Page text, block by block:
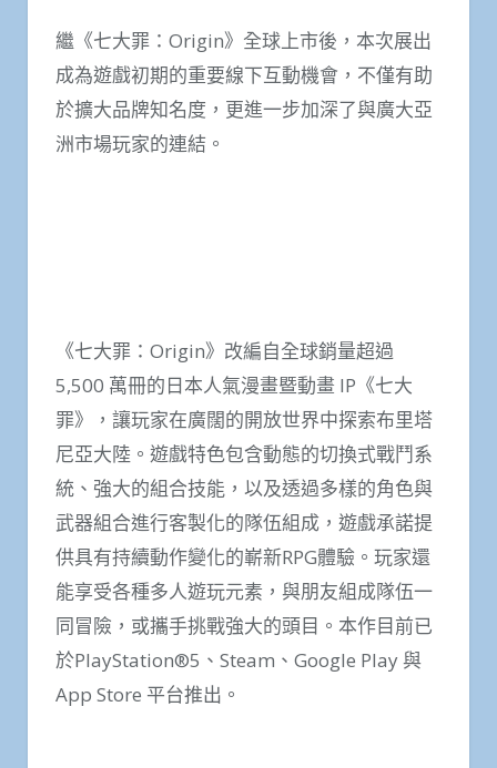
繼《七大罪：Origin》全球上市後，本次展出
成為遊戲初期的重要線下互動機會，不僅有助
於擴大品牌知名度，更進一步加深了與廣大亞
洲市場玩家的連結。
《七大罪：Origin》改編自全球銷量超過
5,500 萬冊的日本人氣漫畫暨動畫 IP《七大
罪》，讓玩家在廣闊的開放世界中探索布里塔
尼亞大陸。遊戲特色包含動態的切換式戰鬥系
統、強大的組合技能，以及透過多樣的角色與
武器組合進行客製化的隊伍組成，遊戲承諾提
供具有持續動作變化的嶄新RPG體驗。玩家還
能享受各種多人遊玩元素，與朋友組成隊伍一
同冒險，或攜手挑戰強大的頭目。本作目前已
於PlayStation®5、Steam、Google Play 與
App Store 平台推出。